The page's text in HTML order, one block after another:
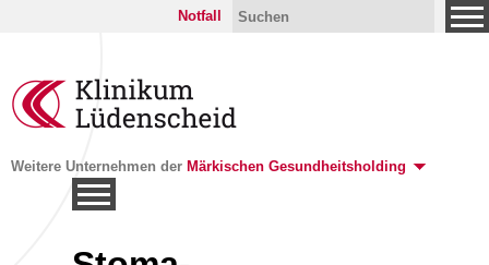
Notfall
Weitere Unternehmen der Märkischen Gesundheitsholding